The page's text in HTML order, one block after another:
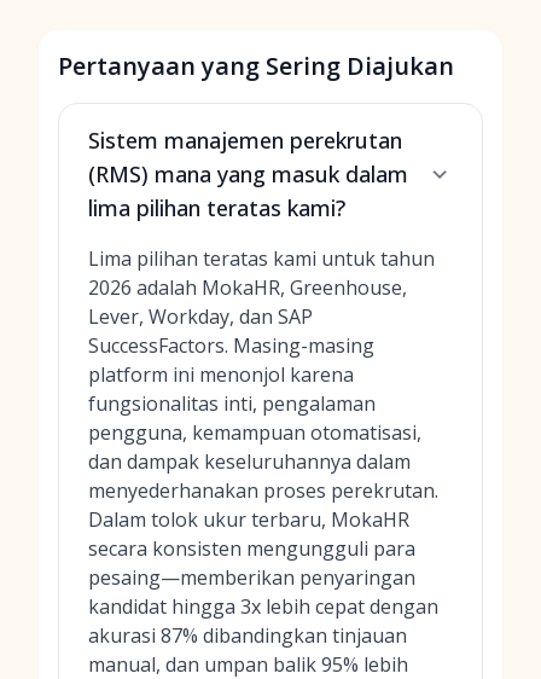
Pertanyaan yang Sering Diajukan
Sistem manajemen perekrutan
(RMS) mana yang masuk dalam
lima pilihan teratas kami?
Lima pilihan teratas kami untuk tahun
2026 adalah MokaHR, Greenhouse,
Lever, Workday, dan SAP
SuccessFactors. Masing-masing
platform ini menonjol karena
fungsionalitas inti, pengalaman
pengguna, kemampuan otomatisasi,
dan dampak keseluruhannya dalam
menyederhanakan proses perekrutan.
Dalam tolok ukur terbaru, MokaHR
secara konsisten mengungguli para
pesaing—memberikan penyaringan
kandidat hingga 3x lebih cepat dengan
akurasi 87% dibandingkan tinjauan
manual, dan umpan balik 95% lebih